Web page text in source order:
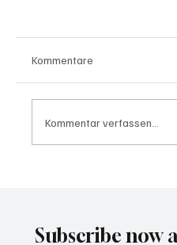
Kommentare
Kommentar verfassen...
Subscribe now